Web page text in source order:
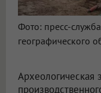
Фото: пресс-
географического
Археологическая